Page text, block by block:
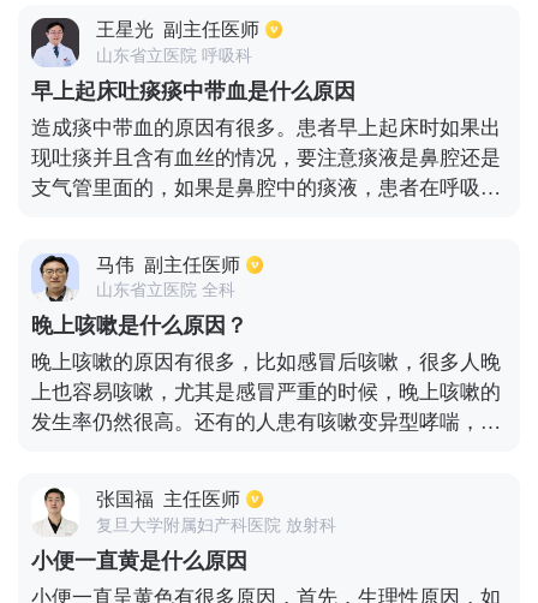
因为凝血功能障碍和血小板减少而出现大便出血的症
状。
王星光 副主任医师
山东省立医院 呼吸科
早上起床吐痰痰中带血是什么原因
造成痰中带血的原因有很多。患者早上起床时如果出
现吐痰并且含有血丝的情况，要注意痰液是鼻腔还是
支气管里面的，如果是鼻腔中的痰液，患者在呼吸时
来的痰液一般是支气管部位出现炎症导致的。另外患
者需要注意一下，如果口腔部位牙龈有出血的症状以
及咽喉部位发炎、充血都会出现痰中带血，如果症状
严重的话，患者可以去医院做肺部、支气管部位的具
体检查，来明确一下看是否是因为支气管扩张、慢性
气管炎，支气管肺炎、肺结核、心血管疾病等一系列
肺部疾病造成的痰中带血，然后进行对症治疗。
马伟 副主任医师
山东省立医院 全科
晚上咳嗽是什么原因？
晚上咳嗽的原因有很多，比如感冒后咳嗽，很多人晚
上也容易咳嗽，尤其是感冒严重的时候，晚上咳嗽的
发生率仍然很高。还有的人患有咳嗽变异型哮喘，也
剧。咳嗽持续时间较长或反复出现。咳嗽每年在某个
季节都会复发。此时应注意咳嗽是否为变异型哮喘。
还有一些肺部疾病在晚上容易咳嗽，例如肺部传染
病、肺炎，尤其是肺结核。晚上容易咳嗽，有时痰中
张国福 主任医师
复旦大学附属妇产科医院 放射科
小便一直黄是什么原因
小便一直呈黄色有很多原因，首先，生理性原因，如